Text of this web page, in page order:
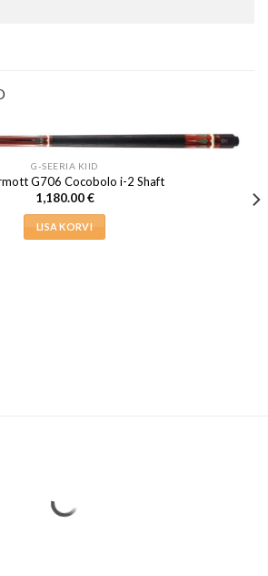
G-SEERIA KIID
G706 Cocobolo i-2 Shaft
1,180.00€
LISA KORVI